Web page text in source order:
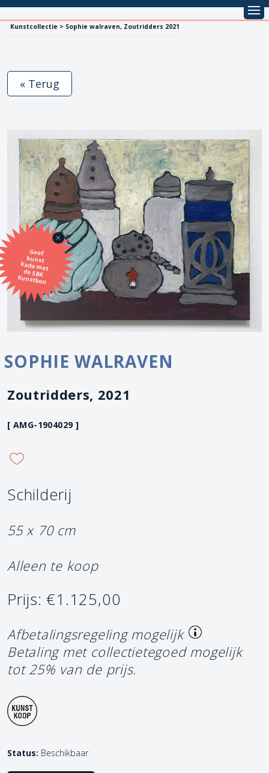
Kunstcollectie > Sophie walraven, Zoutridders 2021
Geef
kunst
kado met
de SBK
Kunstbon
« Terug
SOPHIE WALRAVEN
Zoutridders, 2021
[ AMG-1904029 ]
Schilderij
55 x 70 cm
Alleen te koop
Prijs: €1.125,00
Afbetalingsregeling mogelijk
Betaling met collectietegoed mogelijk
tot 25% van de prijs.
Status: Beschikbaar